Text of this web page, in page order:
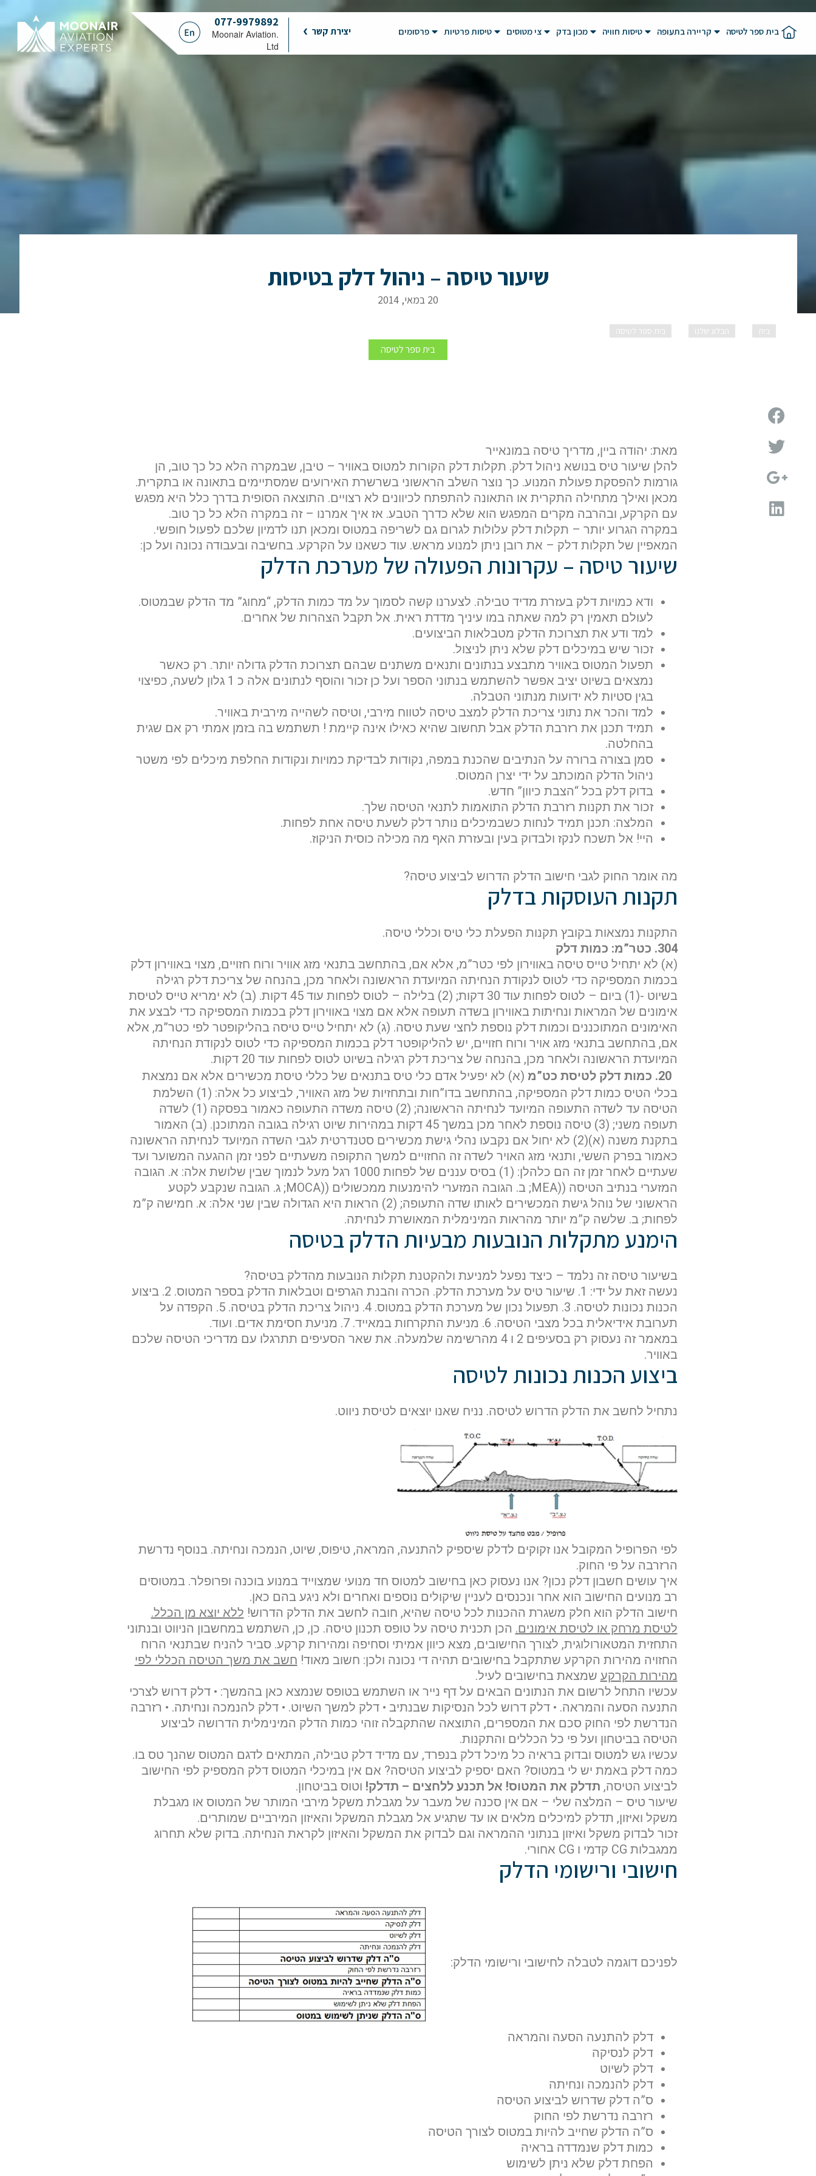
בית ספר לטיסה קריירה בתעופה טיסות חוויה מכון בדק צי מטוסים טיסות פרטיות פרסומים יצירת קשר
077-9979892
.Moonair Aviation
Ltd
שיעור טיסה – ניהול דלק בטיסות
20 במאי, 2014
בית הבלוג שלנו בית ספר לטיסה
בית ספר לטיסה
מאת: יהודה ביין, מדריך טיסה במונאייר
להלן שיעור טיס בנושא ניהול דלק. תקלות דלק הקורות למטוס באוויר – טיבן, שבמקרה הלא כל כך טוב, הן
גורמות להפסקת פעולת המנוע. כך נוצר השלב הראשוני בשרשרת האירועים שמסתיימים בתאונה או בתקרית.
מכאן ואילך מתחילה התקרית או התאונה להתפתח לכיוונים לא רצויים. התוצאה הסופית בדרך כלל היא מפגש
עם הקרקע, ובהרבה מקרים המפגש הוא שלא כדרך הטבע. אז איך אמרנו – זה במקרה הלא כל כך טוב.
במקרה הגרוע יותר – תקלות דלק עלולות לגרום גם לשריפה במטוס ומכאן תנו לדמיון שלכם לפעול חופשי.
המאפיין של תקלות דלק – את רובן ניתן למנוע מראש. עוד כשאנו על הקרקע. בחשיבה ובעבודה נכונה ועל כן:
שיעור טיסה – עקרונות הפעולה של מערכת הדלק
ודא כמויות דלק בעזרת מדיד טבילה. לצערנו קשה לסמוך על מד כמות הדלק, “מחוג” מד הדלק שבמטוס.
לעולם תאמין רק למה שאתה במו עיניך מדדת ראית. אל תקבל הצהרות של אחרים.
למד ודע את תצרוכת הדלק מטבלאות הביצועים.
זכור שיש במיכלים דלק שלא ניתן לניצול.
תפעול המטוס באוויר מתבצע בנתונים ותנאים משתנים שבהם תצרוכת הדלק גדולה יותר. רק כאשר
נמצאים בשיוט יציב אפשר להשתמש בנתוני הספר ועל כן זכור והוסף לנתונים אלה כ 1 גלון לשעה, כפיצוי
בגין סטיות לא ידועות מנתוני הטבלה.
למד והכר את נתוני צריכת הדלק למצב טיסה לטווח מירבי, וטיסה לשהייה מירבית באוויר.
תמיד תכנן את רזרבת הדלק אבל תחשוב שהיא כאילו אינה קיימת ! תשתמש בה בזמן אמתי רק אם שגית
בהחלטה.
סמן בצורה ברורה על הנתיבים שהכנת במפה, נקודות לבדיקת כמויות ונקודות החלפת מיכלים לפי משטר
ניהול הדלק המוכתב על ידי יצרן המטוס.
בדוק דלק בכל “הצבת כיוון” חדש.
זכור את תקנות רזרבת הדלק התואמות לתנאי הטיסה שלך.
המלצה: תכנן תמיד לנחות כשבמיכלים נותר דלק לשעת טיסה אחת לפחות.
היי! אל תשכח לנקז ולבדוק בעין ובעזרת האף מה מכילה כוסית הניקוז.
מה אומר החוק לגבי חישוב הדלק הדרוש לביצוע טיסה?
תקנות העוסקות בדלק
התקנות נמצאות בקובץ תקנות הפעלת כלי טיס וכללי טיסה.
304. כטר”מ: כמות דלק
(א) לא יתחיל טייס טיסה באווירון לפי כטר”מ, אלא אם, בהתחשב בתנאי מזג אוויר ורוח חזויים, מצוי באווירון דלק
בכמות המספיקה כדי לטוס לנקודת הנחיתה המיועדת הראשונה ולאחר מכן, בהנחה של צריכת דלק רגילה
בשיוט -(1) ביום – לטוס לפחות עוד 30 דקות; (2) בלילה – לטוס לפחות עוד 45 דקות. (ב) לא ימריא טייס לטיסת
אימונים של המראות ונחיתות באווירון בשדה תעופה אלא אם מצוי באווירון דלק בכמות המספיקה כדי לבצע את
האימונים המתוכננים וכמות דלק נוספת לחצי שעת טיסה. (ג) לא יתחיל טייס טיסה בהליקופטר לפי כטר”מ, אלא
אם, בהתחשב בתנאי מזג אויר ורוח חזויים, יש להליקופטר דלק בכמות המספיקה כדי לטוס לנקודת הנחיתה
המיועדת הראשונה ולאחר מכן, בהנחה של צריכת דלק רגילה בשיוט לטוס לפחות עוד 20 דקות.
20. כמות דלק לטיסת כט”מ
(א) לא יפעיל אדם כלי טיס בתנאים של כללי טיסת מכשירים אלא אם נמצאת
בכלי הטיס כמות דלק המספיקה, בהתחשב בדו”חות ובתחזיות של מזג האוויר, לביצוע כל אלה: (1) השלמת
הטיסה עד לשדה התעופה המיועד לנחיתה הראשונה; (2) טיסה משדה התעופה כאמור בפסקה (1) לשדה
תעופה משני; (3) טיסה נוספת לאחר מכן במשך 45 דקות במהירות שיוט רגילה בגובה המתוכנן. (ב) האמור
בתקנת משנה (א)(2) לא יחול אם נקבעו נהלי גישת מכשירים סטנדרטית לגבי השדה המיועד לנחיתה הראשונה
כאמור בפרק הששי, ותנאי מזג האויר לשדה זה החזויים למשך התקופה משעתיים לפני זמן ההגעה המשוער ועד
שעתיים לאחר זמן זה הם כלהלן: (1) בסיס עננים של לפחות 1000 רגל מעל לנמוך שבין שלושת אלה: א. הגובה
המזערי בנתיב הטיסה ((MEA; ב. הגובה המזערי להימנעות ממכשולים ((MOCA; ג. הגובה שנקבע לקטע
הראשוני של נוהל גישת המכשירים לאותו שדה התעופה; (2) הראות היא הגדולה שבין שני אלה: א. חמישה ק”מ
לפחות; ב. שלשה ק”מ יותר מהראות המינימלית המאושרת לנחיתה.
הימנע מתקלות הנובעות מבעיות הדלק בטיסה
בשיעור טיסה זה נלמד – כיצד נפעל למניעת ולהקטנת תקלות הנובעות מהדלק בטיסה?
נעשה זאת על ידי: 1. שיעור טיס על מערכת הדלק. הכרה והבנת הגרפים וטבלאות הדלק בספר המטוס. 2. ביצוע
הכנות נכונות לטיסה. 3. תפעול נכון של מערכת הדלק במטוס. 4. ניהול צריכת הדלק בטיסה. 5. הקפדה על
תערובת אידיאלית בכל מצבי הטיסה. 6. מניעת התקרחות במאייד. 7. מניעת חסימת אדים. ועוד.
במאמר זה נעסוק רק בסעיפים 2 ו 4 מהרשימה שלמעלה. את שאר הסעיפים תתרגלו עם מדריכי הטיסה שלכם
באוויר.
ביצוע הכנות נכונות לטיסה
נתחיל לחשב את הדלק הדרוש לטיסה. נניח שאנו יוצאים לטיסת ניווט.
לפי הפרופיל המקובל אנו זקוקים לדלק שיספיק להתנעה, המראה, טיפוס, שיוט, הנמכה ונחיתה. בנוסף נדרשת
הרזרבה על פי החוק.
איך עושים חשבון דלק נכון? אנו נעסוק כאן בחישוב למטוס חד מנועי שמצוייד במנוע בוכנה ופרופלר. במטוסים
רב מנועים החישוב הוא אחר ונכנסים לעניין שיקולים נוספים ואחרים ולא ניגע בהם כאן.
חישוב הדלק הוא חלק משגרת ההכנות לכל טיסה שהיא, חובה לחשב את הדלק הדרוש! ללא יוצא מן הכלל.
לטיסת מרחק או לטיסת אימונים. הכן תכנית טיסה על טופס תכנון טיסה. כן, כן, השתמש במחשבון הניווט ובנתוני
התחזית המטאורולוגית, לצורך החישובים, מצא כיוון אמיתי וסחיפה ומהירות קרקע. סביר להניח שבתנאי הרוח
החזויה מהירות הקרקע שתתקבל בחישובים תהיה די נכונה ולכן: חשוב מאוד! חשב את משך הטיסה הכללי לפי
מהירות הקרקע שמצאת בחישובים לעיל.
עכשיו התחל לרשום את הנתונים הבאים על דף נייר או השתמש בטופס שנמצא כאן בהמשך: • דלק דרוש לצרכי
התנעה הסעה והמראה. • דלק דרוש לכל הנסיקות שבנתיב • דלק למשך השיוט. • דלק להנמכה ונחיתה. • רזרבה
הנדרשת לפי החוק סכם את המספרים, התוצאה שהתקבלה זוהי כמות הדלק המינימלית הדרושה לביצוע
הטיסה בביטחון ועל פי כל הכללים והתקנות.
עכשיו גש למטוס ובדוק בראיה כל מיכל דלק בנפרד, עם מדיד דלק טבילה, המתאים לדגם המטוס שהנך טס בו.
כמה דלק באמת יש לי במטוס? האם יספיק לביצוע הטיסה? אם אין במיכלי המטוס דלק המספיק לפי החישוב
לביצוע הטיסה, תדלק את המטוס! אל תכנע ללחצים – תדלק! וטוס בביטחון.
שיעור טיס – המלצה שלי – אם אין סכנה של מעבר על מגבלת משקל מירבי המותר של המטוס או מגבלת
משקל ואיזון, תדלק למיכלים מלאים או עד שתגיע אל מגבלת המשקל והאיזון המירביים שמותרים.
זכור לבדוק משקל ואיזון בנתוני ההמראה וגם לבדוק את המשקל והאיזון לקראת הנחיתה. בדוק שלא תחרוג
ממגבלות CG קדמי ו CG אחורי.
חישובי ורישומי הדלק
לפניכם דוגמה לטבלה לחישובי ורישומי הדלק:
דלק להתנעה הסעה והמראה
דלק לנסיקה
דלק לשיוט
דלק להנמכה ונחיתה
ס”ה דלק שדרוש לביצוע הטיסה
רזרבה נדרשת לפי החוק
ס”ה הדלק שחייב להיות במטוס לצורך הטיסה
כמות דלק שנמדדה בראיה
הפחת דלק שלא ניתן לשימוש
אם הגעתם לפה,
סימן שאתם מעוניינים
בפרטים נוספים.
נשמח לשוחח אתכם, לענות על כל שאלה
ולעזור לכם להגשים את החלומות שלכם בעולם
התעופה. השאירו לנו פרטים ונחזור אליכם.
דוא"ל טלפון